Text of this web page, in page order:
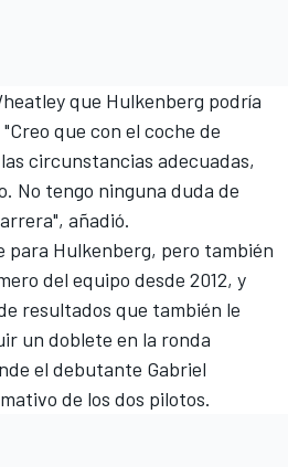
que Hulkenberg podría
que con el coche de
circunstancias adecuadas,
No tengo ninguna duda de
añadió.
para Hulkenberg, pero también
del equipo desde 2012, y
resultados que también le
un doblete en la ronda
el debutante Gabriel
de los dos pilotos.